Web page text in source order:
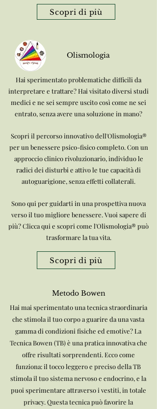
Scopri di più
Olismologia
Hai sperimentato problematiche difficili da
interpretare e trattare? Hai visitato diversi studi
medici e ne sei sempre uscito così come ne sei
entrato, senza avere una soluzione in mano?
Scopri il percorso innovativo dell'Olismologia®
per un benessere psico-fisico completo. Con un
approccio clinico rivoluzionario, individuo le
radici dei disturbi e attivo le tue capacità di
autoguarigione, senza effetti collaterali.
Sono qui per guidarti in una prospettiva nuova
verso il tuo migliore benessere. Vuoi sapere di
più? Clicca qui e scopri come l'Olismologia® può
trasformare la tua vita.
Scopri di più
Metodo Bowen
Hai mai sperimentato una tecnica straordinaria
che stimola il tuo corpo a guarire da una vasta
gamma di condizioni fisiche ed emotive? La
Tecnica Bowen (TB) è una pratica innovativa che
offre risultati sorprendenti. Ecco come
funziona: il tocco leggero e preciso della TB
stimola il tuo sistema nervoso e endocrino, e la
puoi sperimentare attraverso i vestiti, in totale
privacy. Questa tecnica può favorire la